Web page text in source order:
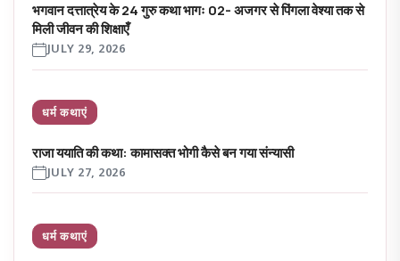
भगवान दत्तात्रेय के 24 गुरु कथा भागः 02- अजगर से पिंगला वेश्या तक से
मिली जीवन की शिक्षाएँ
JULY 29, 2026
धर्म कथाएं
राजा ययाति की कथा: कामासक्त भोगी कैसे बन गया संन्यासी
JULY 27, 2026
धर्म कथाएं